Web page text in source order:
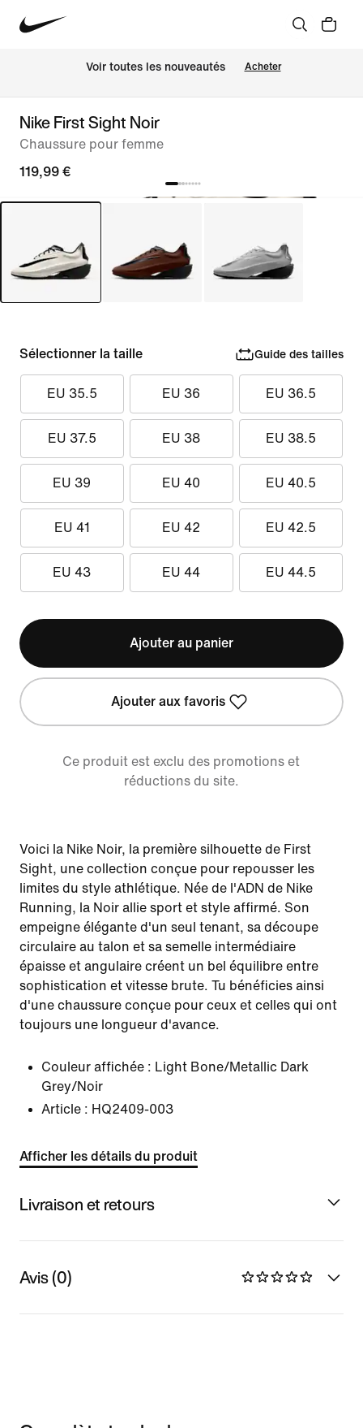
Voir toutes les nouveautés Acheter
Nike First Sight Noir
Chaussure pour femme
119,99 €
Sélectionner la taille Guide des tailles
EU 35.5 EU 36 EU 36.5
EU 37.5 EU 38 EU 38.5
EU 39 EU 40 EU 40.5
EU 41 EU 42 EU 42.5
EU 43 EU 44 EU 44.5
Ajouter au panier
Ajouter aux favoris
Ce produit est exclu des promotions et
réductions du site.
Voici la Nike Noir, la première silhouette de First
Sight, une collection conçue pour repousser les
limites du style athlétique. Née de l'ADN de Nike
Running, la Noir allie sport et style affirmé. Son
empeigne élégante d'un seul tenant, sa découpe
circulaire au talon et sa semelle intermédiaire
épaisse et angulaire créent un bel équilibre entre
sophistication et vitesse brute. Tu bénéficies ainsi
d'une chaussure conçue pour ceux et celles qui ont
toujours une longueur d'avance.
Couleur affichée : Light Bone/Metallic Dark
Grey/Noir
Article : HQ2409-003
Afficher les détails du produit
Livraison et retours
Avis (0)